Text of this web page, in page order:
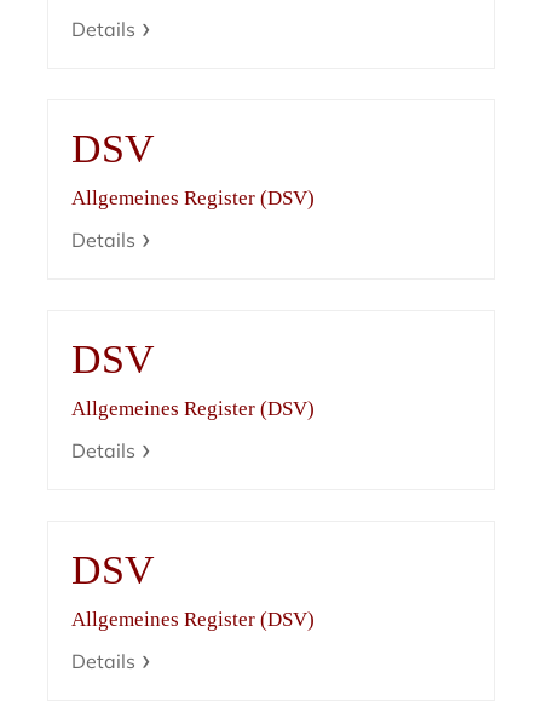
Details
DSV
Allgemeines Register (DSV)
Details
DSV
Allgemeines Register (DSV)
Details
DSV
Allgemeines Register (DSV)
Details